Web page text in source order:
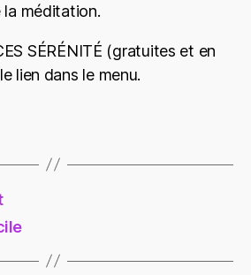
la méditation.
SÉRÉNITÉ (gratuites et en
lien dans le menu.